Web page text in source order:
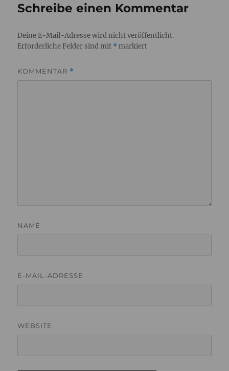
Schreibe einen Kommentar
Deine E-Mail-Adresse wird nicht veröffentlicht.
Erforderliche Felder sind mit * markiert
KOMMENTAR *
NAME
E-MAIL-ADRESSE
WEBSITE